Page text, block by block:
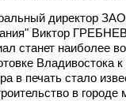
директор
Виктор ГРЕБНЕВ
станет наиболее
Владивостока
в печать стало
в городе